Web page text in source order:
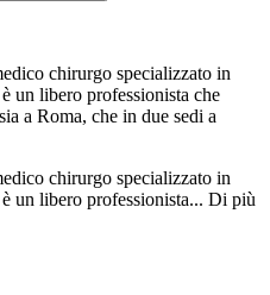
chirurgo specializzato in
un libero professionista che
a Roma, che in due sedi a
chirurgo specializzato in
un libero professionista... Di più